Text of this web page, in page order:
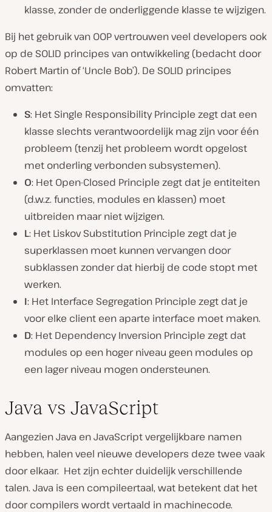
klasse, zonder de onderliggende klasse te wijzigen.
Bij het gebruik van OOP vertrouwen veel developers ook
op de SOLID principes van ontwikkeling (bedacht door
Robert Martin of ‘Uncle Bob’). De SOLID principes
omvatten:
S: Het Single Responsibility Principle zegt dat een
klasse slechts verantwoordelijk mag zijn voor één
probleem (tenzij het probleem wordt opgelost
met onderling verbonden subsystemen).
O: Het Open-Closed Principle zegt dat je entiteiten
(d.w.z. functies, modules en klassen) moet
uitbreiden maar niet wijzigen.
L: Het Liskov Substitution Principle zegt dat je
superklassen moet kunnen vervangen door
subklassen zonder dat hierbij de code stopt met
werken.
I: Het Interface Segregation Principle zegt dat je
voor elke client een aparte interface moet maken.
D: Het Dependency Inversion Principle zegt dat
modules op een hoger niveau geen modules op
een lager niveau mogen ondersteunen.
Java vs JavaScript
Aangezien Java en JavaScript vergelijkbare namen
hebben, halen veel nieuwe developers deze twee vaak
door elkaar. Het zijn echter duidelijk verschillende
talen. Java is een compileertaal, wat betekent dat het
door compilers wordt vertaald in machinecode.